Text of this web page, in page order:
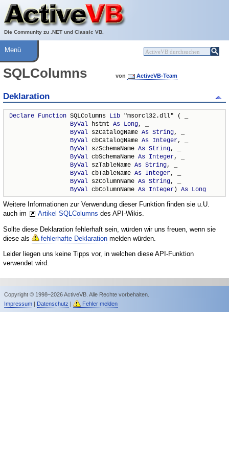
Die Community zu .NET und Classic VB.
Über ActiveVB
Hilfe
Menü
SQLColumns von ActiveVB-Team
Deklaration
Declare Function SQLColumns Lib "msorcl32.dll" ( _
ByVal hstmt As Long, _
ByVal szCatalogName As String, _
ByVal cbCatalogName As Integer, _
ByVal szSchemaName As String, _
ByVal cbSchemaName As Integer, _
ByVal szTableName As String, _
ByVal cbTableName As Integer, _
ByVal szColumnName As String, _
ByVal cbColumnName As Integer) As Long
Weitere Informationen zur Verwendung dieser Funktion finden sie u.U.
auch im
Artikel SQLColumns des API-Wikis.
Sollte diese Deklaration fehlerhaft sein, würden wir uns freuen, wenn sie
diese als
fehlerhafte Deklaration melden würden.
Leider liegen uns keine Tipps vor, in welchen diese API-Funktion
verwendet wird.
Copyright © 1998–2026 ActiveVB. Alle Rechte vorbehalten.
Impressum| Datenschutz | Fehler melden